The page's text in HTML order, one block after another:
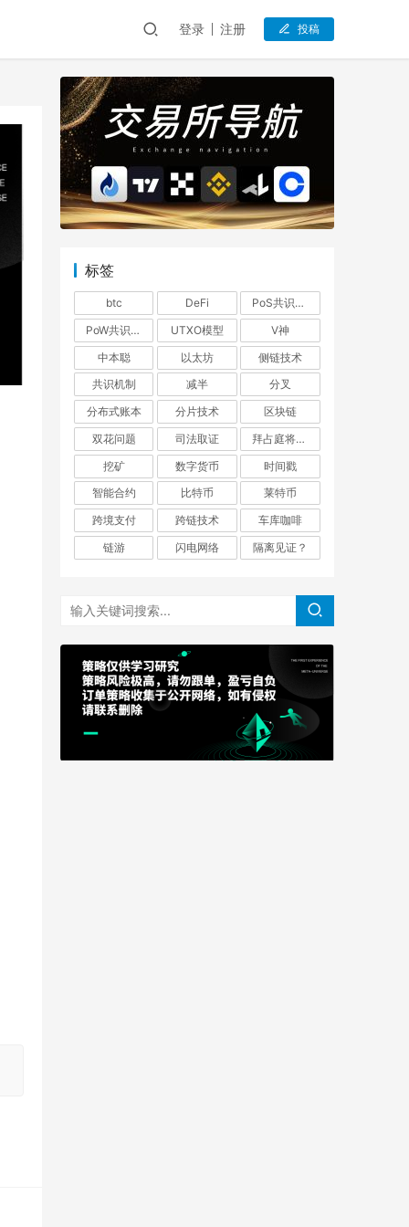
登录 注册 投稿
标签
btc DeFi
PoS共识机制
PoW共识机制
UTXO模型
V神
中本聪
以太坊
侧链技术
共识机制
减半
分叉
分布式账本
分片技术
区块链
双花问题
司法取证
拜占庭将军问题
挖矿
数字货币
时间戳
智能合约
比特币
莱特币
跨境支付
跨链技术
车库咖啡
链游
闪电网络 隔离见证？